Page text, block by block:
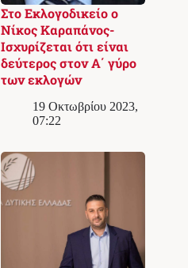
Στο Εκλογoδικείο ο
Νίκος Καραπάνος-
Ισχυρίζεται ότι είναι
δεύτερος στον Α΄ γύρο
των εκλογών
19 Οκτωβρίου 2023,
07:22